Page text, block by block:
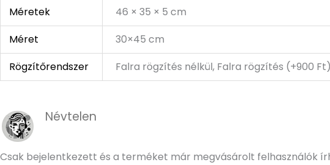
Méretek
46 × 35 × 5 cm
Méret
30×45 cm
Rögzítőrendszer
Falra rögzítés nélkül, Falra rögzítés (+900 Ft)
Névtelen
Csak bejelentkezett és a terméket már megvásárolt felhasználók